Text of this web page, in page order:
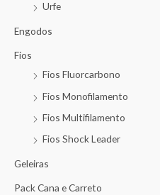
Urfe
Engodos
Fios
Fios Fluorcarbono
Fios Monofilamento
Fios Multifilamento
Fios Shock Leader
Geleiras
Pack Cana e Carreto